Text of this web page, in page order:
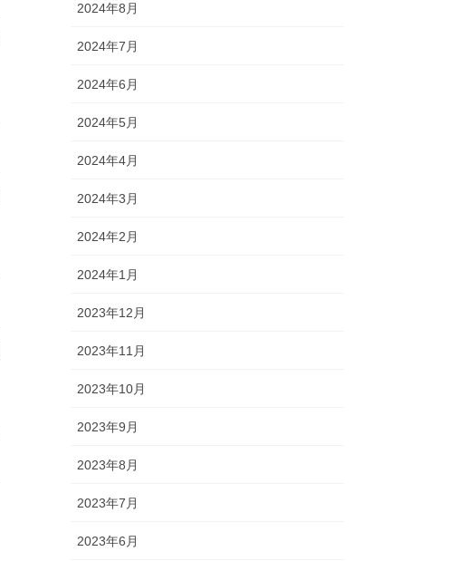
2024年8月
2024年7月
2024年6月
2024年5月
2024年4月
2024年3月
2024年2月
2024年1月
2023年12月
2023年11月
2023年10月
2023年9月
2023年8月
2023年7月
2023年6月